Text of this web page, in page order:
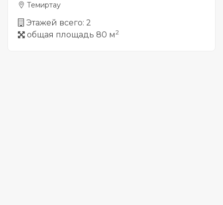
Темиртау
Этажей всего: 2
общая площадь 80 м2